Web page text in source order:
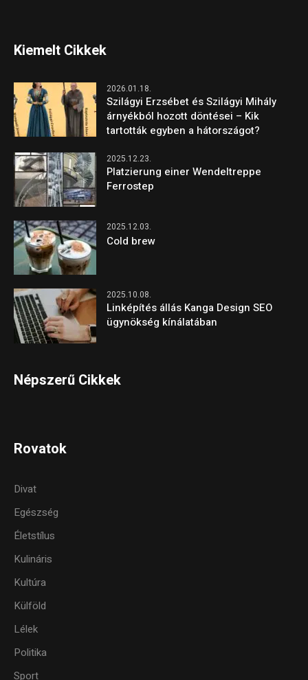
Kiemelt Cikkek
2026.01.18.
Szilágyi Erzsébet és Szilágyi Mihály
árnyékból hozott döntései – Kik
tartották egyben a hátországot?
2025.12.23.
Platzierung einer Wendeltreppe
Ferrostep
2025.12.03.
Cold brew
2025.10.08.
Linképítés állás Kanga Design SEO
ügynökség kínálatában
Népszerű Cikkek
Rovatok
Divat
Egészség
Életstílus
Kulináris
Kultúra
Külföld
Lélek
Politika
Sport